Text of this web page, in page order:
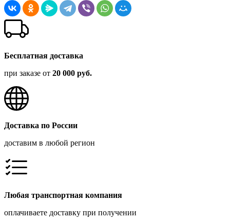
Бесплатная доставка
при заказе от 20 000 руб.
Доставка по России
доставим в любой регион
Любая транспортная компания
оплачиваете доставку при получении